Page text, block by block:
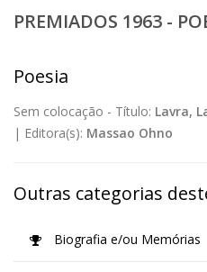
PREMIADOS 1963 -
Poesia
Sem colocação - Título: Lavra,
| Editora(s): Massao Ohno
Outras categorias
Biografia e/ou Memórias